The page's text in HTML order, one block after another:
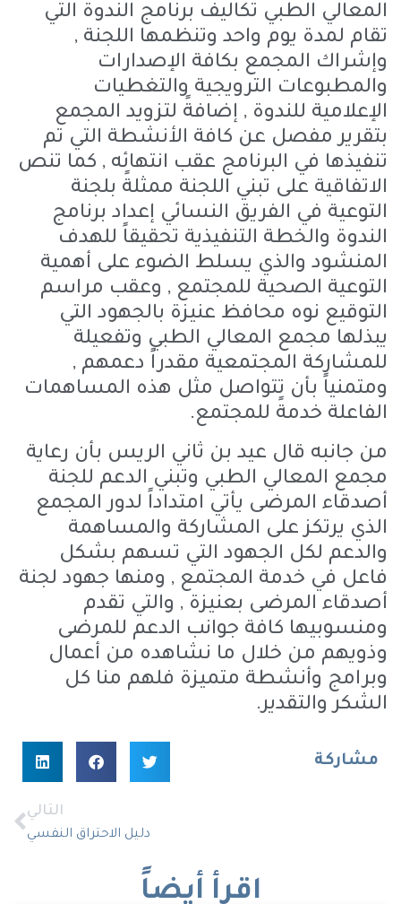
المعالي الطبي تكاليف برنامج الندوة التي
تقام لمدة يوم واحد وتنظمها اللجنة ,
وإشراك المجمع بكافة الإصدارات
والمطبوعات الترويجية والتغطيات
الإعلامية للندوة , إضافةً لتزويد المجمع
بتقرير مفصل عن كافة الأنشطة التي تم
تنفيذها في البرنامج عقب انتهائه , كما تنص
الاتفاقية على تبني اللجنة ممثلةً بلجنة
التوعية في الفريق النسائي إعداد برنامج
الندوة والخطة التنفيذية تحقيقاً للهدف
المنشود والذي يسلط الضوء على أهمية
التوعية الصحية للمجتمع , وعقب مراسم
التوقيع نوه محافظ عنيزة بالجهود التي
يبذلها مجمع المعالي الطبي وتفعيلة
للمشاركة المجتمعية مقدراً دعمهم ,
ومتمنياً بأن تتواصل مثل هذه المساهمات
الفاعلة خدمةً للمجتمع.
من جانبه قال عيد بن ثاني الريس بأن رعاية
مجمع المعالي الطبي وتبني الدعم للجنة
أصدقاء المرضى يأتي امتداداً لدور المجمع
الذي يرتكز على المشاركة والمساهمة
والدعم لكل الجهود التي تسهم بشكل
فاعل في خدمة المجتمع , ومنها جهود لجنة
أصدقاء المرضى بعنيزة , والتي تقدم
ومنسوبيها كافة جوانب الدعم للمرضى
وذويهم من خلال ما نشاهده من أعمال
وبرامج وأنشطة متميزة فلهم منا كل
الشكر والتقدير.
مشاركة
التالي
دليل الاحتراق النفسي
اقرأ أيضاً